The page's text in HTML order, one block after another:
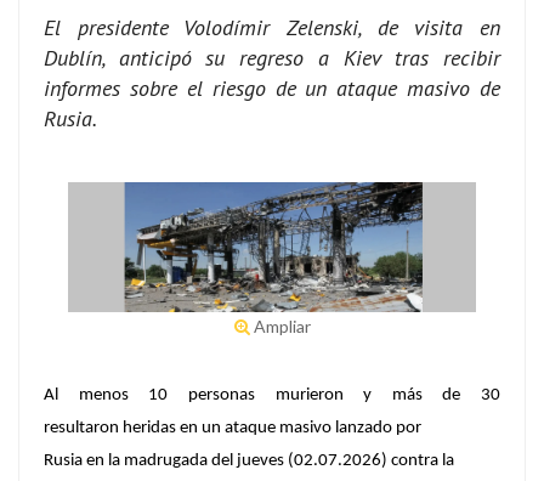
El presidente Volodímir Zelenski, de visita en
Dublín, anticipó su regreso a Kiev tras recibir
informes sobre el riesgo de un ataque masivo de
Rusia.
Ampliar
Al menos 10 personas murieron y más de 30
resultaron heridas en un ataque masivo lanzado por
Rusia en la madrugada del jueves (02.07.2026) contra la